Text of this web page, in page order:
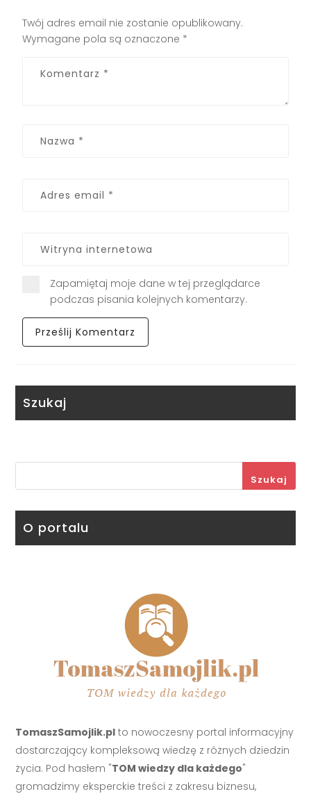
Twój adres email nie zostanie opublikowany.
Wymagane pola są oznaczone *
Zapamiętaj moje dane w tej przeglądarce
podczas pisania kolejnych komentarzy.
Szukaj
Szukaj
O portalu
TomaszSamojlik.pl to nowoczesny portal informacyjny
dostarczający kompleksową wiedzę z różnych dziedzin
życia. Pod hasłem "TOM wiedzy dla każdego"
gromadzimy eksperckie treści z zakresu biznesu,